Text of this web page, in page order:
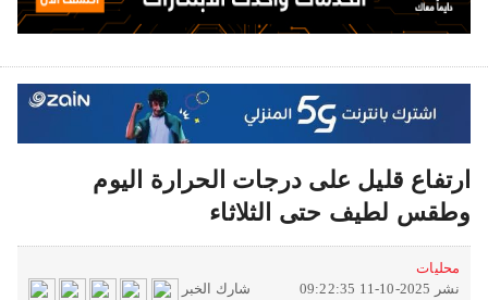
ارتفاع قليل على درجات الحرارة اليوم
وطقس لطيف حتى الثلاثاء
محليات
نشر 2025-10-11 09:22:35
شارك الخبر